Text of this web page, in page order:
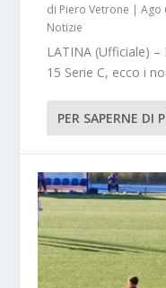
di Piero Vetrone |Ago
Notizie
LATINA (Ufficiale) –
15 Serie C, ecco i
PER SAPERNE DI